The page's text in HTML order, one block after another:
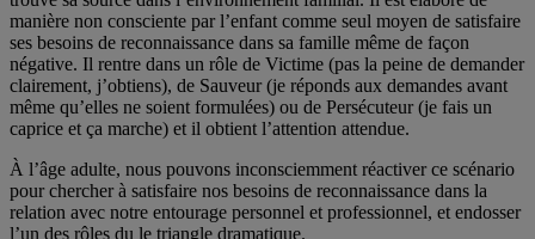
manière non consciente par l’enfant comme seul moyen de satisfaire
ses besoins de reconnaissance dans sa famille même de façon
négative. Il rentre dans un rôle de Victime (pas la peine de demander
clairement, j’obtiens), de Sauveur (je réponds aux demandes avant
même qu’elles ne soient formulées) ou de Persécuteur (je fais un
caprice et ça marche) et il obtient l’attention attendue.
À l’âge adulte, nous pouvons inconsciemment réactiver ce scénario
pour chercher à satisfaire nos besoins de reconnaissance dans la
relation avec notre entourage personnel et professionnel, et endosser
l’un des rôles du le triangle dramatique.